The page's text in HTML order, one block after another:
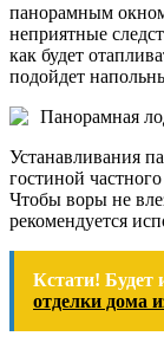
панорамным окном
неприятные
как будет
подойдет
Панорамная
Устанавливания
гостиной
Чтобы воры не
рекомендуется
Кстати! Будет
отделки дома